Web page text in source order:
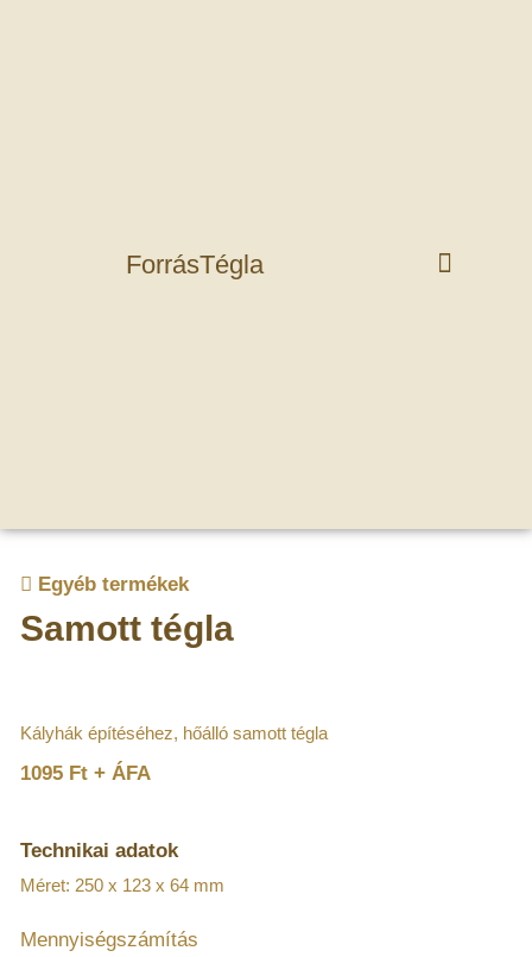
ForrásTégla
Egyéb termékek
Samott tégla
Kályhák építéséhez, hőálló samott tégla
1095 Ft + ÁFA
Technikai adatok
Méret: 250 x 123 x 64 mm
Mennyiségszámítás